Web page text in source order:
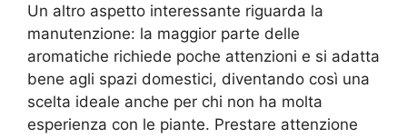
Un altro aspetto interessante riguarda la
manutenzione: la maggior parte delle
aromatiche richiede poche attenzioni e si adatta
bene agli spazi domestici, diventando così una
scelta ideale anche per chi non ha molta
esperienza con le piante. Prestare attenzione